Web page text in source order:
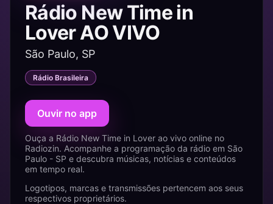
Rádio New Time in
Lover AO VIVO
São Paulo, SP
Rádio Brasileira
Ouvir no app
Ouça a Rádio New Time in Lover ao vivo online no
Radiozin. Acompanhe a programação da rádio em São
Paulo - SP e descubra músicas, notícias e conteúdos
em tempo real.
Logotipos, marcas e transmissões pertencem aos seus
respectivos proprietários.